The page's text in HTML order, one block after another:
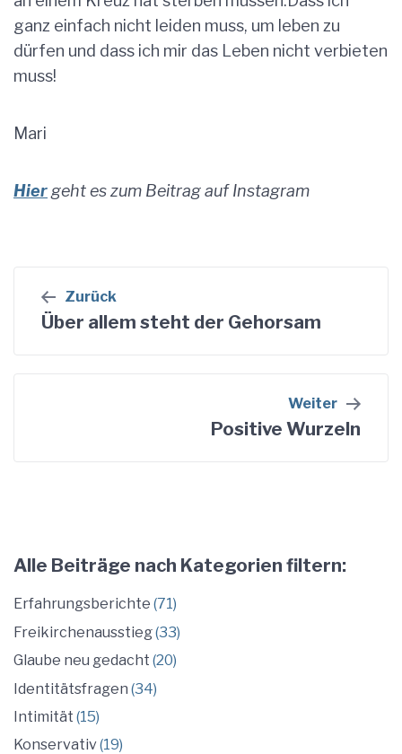
ganz einfach nicht leiden muss, um leben zu
dürfen und dass ich mir das Leben nicht verbieten
muss!
Mari
Hiergeht es zum Beitrag auf Instagram
Zurück
Über allem steht der Gehorsam
Weiter
Positive Wurzeln
Alle Beiträge nach Kategorien filtern:
Erfahrungsberichte (71)
Freikirchenausstieg(33)
Glaube neu gedacht (20)
Identitätsfragen (34)
Intimität (15)
Konservativ(19)